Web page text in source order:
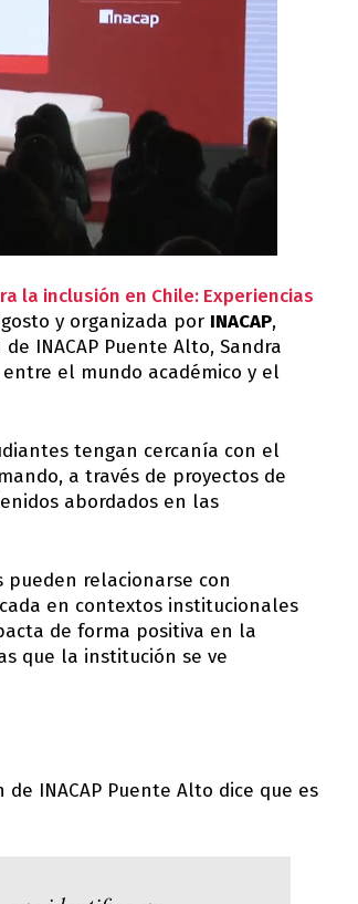
la inclusión en Chile: Experiencias
y organizada por INACAP,
INACAP Puente Alto, Sandra
el mundo académico y el
tengan cercanía con el
a través de proyectos de
abordados en las
pueden relacionarse con
en contextos institucionales
de forma positiva en la
que la institución se ve
INACAP Puente Alto dice que es